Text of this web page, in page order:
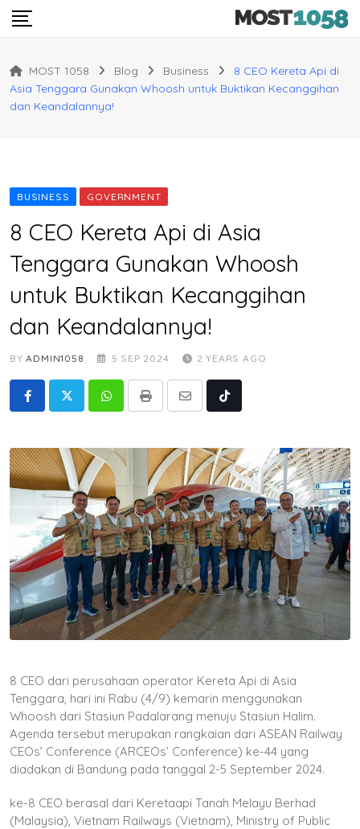
Skip
MOST 1058 Blog Business
8 CEO Kereta Api di
Asia Tenggara Gunakan Whoosh untuk Buktikan Kecanggihan
dan Keandalannya!
BUSINESS GOVERNMENT
8 CEO Kereta Api di Asia
Tenggara Gunakan Whoosh
untuk Buktikan Kecanggihan
dan Keandalannya!
BYADMIN1058 5 SEP 2024 2 YEARS AGO
WhatsappPrint
Share
Tiktok
8 CEO dari perusahaan operator Kereta Api di Asia
Tenggara, hari ini Rabu (4/9) kemarin menggunakan
Whoosh dari Stasiun Padalarang menuju Stasiun Halim.
Agenda tersebut merupakan rangkaian dari ASEAN Railway
CEOs’ Conference (ARCEOs’ Conference) ke-44 yang
diadakan di Bandung pada tanggal 2-5 September 2024.
ke-8 CEO berasal dari Keretaapi Tanah Melayu Berhad
(Malaysia), Vietnam Railways (Vietnam), Ministry of Public